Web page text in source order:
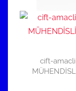
cift-